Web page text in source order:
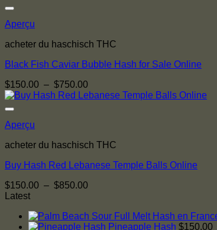
Aperçu
acheter du haschisch THC
Black Fish Caviar Bubble Hash for Sale Online
$150.00 – $750.00
de
Aperçu
acheter du haschisch THC
Buy Hash Red Lebanese Temple Balls Online
$150.00 – $850.00
$150.00
à
Latest
Pineapple Hash $150.00